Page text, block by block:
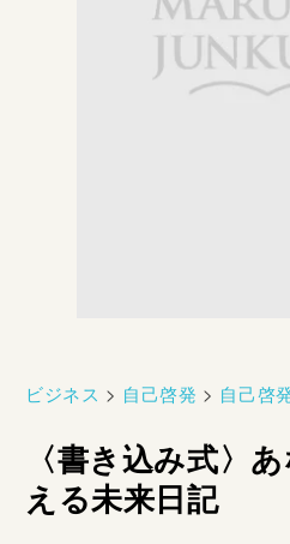
ビジネス > 自己啓発 > 自己啓
〈書き込み式〉
える未来日記